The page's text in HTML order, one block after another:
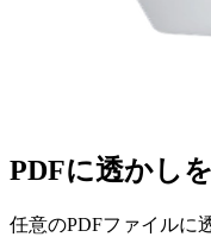
PDFに透かし
任意のPDFファイルに